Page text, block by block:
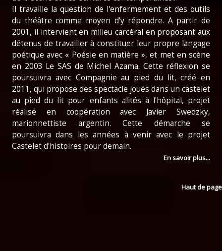
Il travaille la question de l'enfermement et des outils
du théâtre comme moyen d'y répondre. A partir de
2001, il intervient en milieu carcéral en proposant aux
détenus de travailler à constituer leur propre langage
poétique avec « Poésie en matière », et met en scène
en 2003 Le SAS de Michel Azama. Cette réflexion se
poursuivra avec Compagnie au pied du lit, créé en
2011, qui propose des spectacle joués dans un castelet
au pied du lit pour enfants alités à l'hôpital, projet
réalisé en coopération avec Javier Swedzky,
marionnettiste argentin. Cette démarche se
poursuivra dans les années à venir avec le projet
Castelet d'histoires pour demain.
En savoir plus...
Haut de page